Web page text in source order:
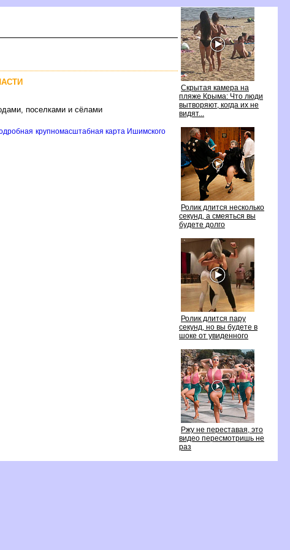
Скрытая камера на
пляже Крыма: Что люди
ытворяют, когда их не
идят...
Ролик длится несколько
секунд, а смеяться вы
удете долго
Ролик длится пару
секунд, но вы будете
шоке от увиденного
Ржу не переставая, это
идео пересмотришь не
раз
поселками и сёлами
крупномасштабная карта Ишимского